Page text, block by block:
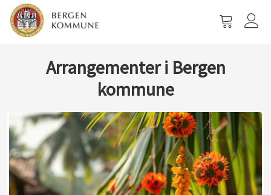
Arrangementer i Bergen
kommune